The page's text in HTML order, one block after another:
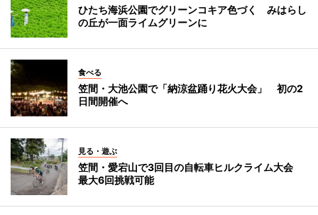
ひたち海浜公園でグリーンコキア色づく みはらし
の丘が一面ライムグリーンに
食べる
笠間・大池公園で「納涼盆踊り花火大会」 初の2
日間開催へ
見る・遊ぶ
笠間・愛宕山で3回目の自転車ヒルクライム大会
最大6回挑戦可能